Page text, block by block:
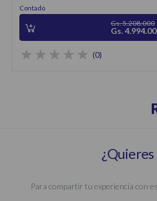
Contado
Gs. 5.208.000
Gs.
(0)
Para compartir tu experiencia con